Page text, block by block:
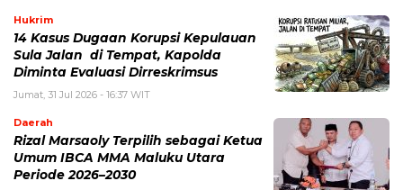
Hukrim
14 Kasus Dugaan Korupsi Kepulauan
Sula Jalan di Tempat, Kapolda
Diminta Evaluasi Dirreskrimsus
Jumat, 31 Jul 2026 - 16:37 WIT
Daerah
Rizal Marsaoly Terpilih sebagai Ketua
Umum IBCA MMA Maluku Utara
Periode 2026–2030